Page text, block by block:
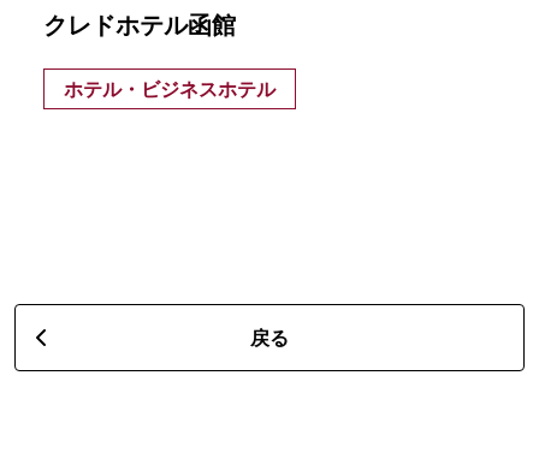
クレドホテル函館
ホテル・ビジネスホテル
戻る